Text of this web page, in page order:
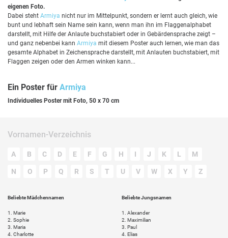
eigenen Foto.
Dabei steht Armiya nicht nur im Mittelpunkt, sondern er lernt auch gleich, wie
bunt und lebhaft sein Name sein kann, wenn man ihn im Flaggenalphabet
darstellt, mit Hilfe der Anlaute buchstabiert oder in Gebärdensprache zeigt –
und ganz nebenbei kann Armiya mit diesem Poster auch lernen, wie man das
gesamte Alphabet in Zeichensprache darstellt, mit Anlauten buchstabiert, mit
Flaggen zeigen oder den Armen winken kann...
Ein Poster für Armiya
Individuelles Poster mit Foto, 50 x 70 cm
Vornamen-Verzeichnis
A B C D E F G H I J K L M
N O P Q R S T U V W X Y Z
Beliebte Mädchennamen
1. Marie
2. Sophie
3. Maria
4. Charlotte
Beliebte Jungsnamen
1. Alexander
2. Maximilian
3. Paul
4. Elias